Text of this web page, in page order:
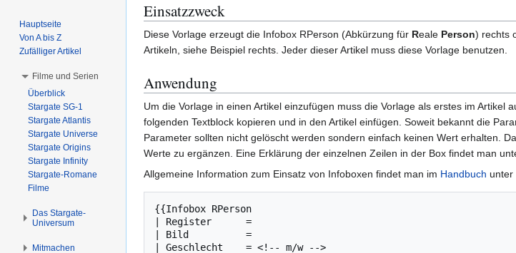
Z
u
r
N
v
i
g
a
t
o
n
Z
u
r
S
c
h
e
s
p
i
n
Einsatzzweck
Diese Vorlage erzeugt die Infobox RPerson (Abkürzung für Reale Person) rechts
Artikeln, siehe Beispiel rechts. Jeder dieser Artikel muss diese Vorlage benutzen.
Anwendung
Um die Vorlage in einen Artikel einzufügen muss die Vorlage als erstes im Artikel
folgenden Textblock kopieren und in den Artikel einfügen. Soweit bekannt die
Parameter sollten nicht gelöscht werden sondern einfach keinen Wert erhalten.
Werte zu ergänzen. Eine Erklärung der einzelnen Zeilen in der Box findet man
Allgemeine Information zum Einsatz von Infoboxen findet man im Handbuch unter
{{Infobox RPerson
| Register      =
| Bild          =
| Geschlecht    = <!-- m/w -->
Hauptseite
Von A bis Z
Zufälliger Artikel
Filme und Serien
Überblick
Stargate SG-1
Stargate Atlantis
Stargate Universe
Stargate Origins
Stargate Infinity
Stargate-Romane
Filme
Das Stargate-
Universum
Mitmachen